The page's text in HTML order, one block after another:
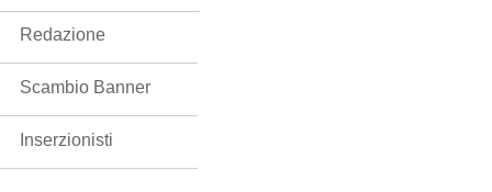
Redazione
Scambio Banner
Inserzionisti